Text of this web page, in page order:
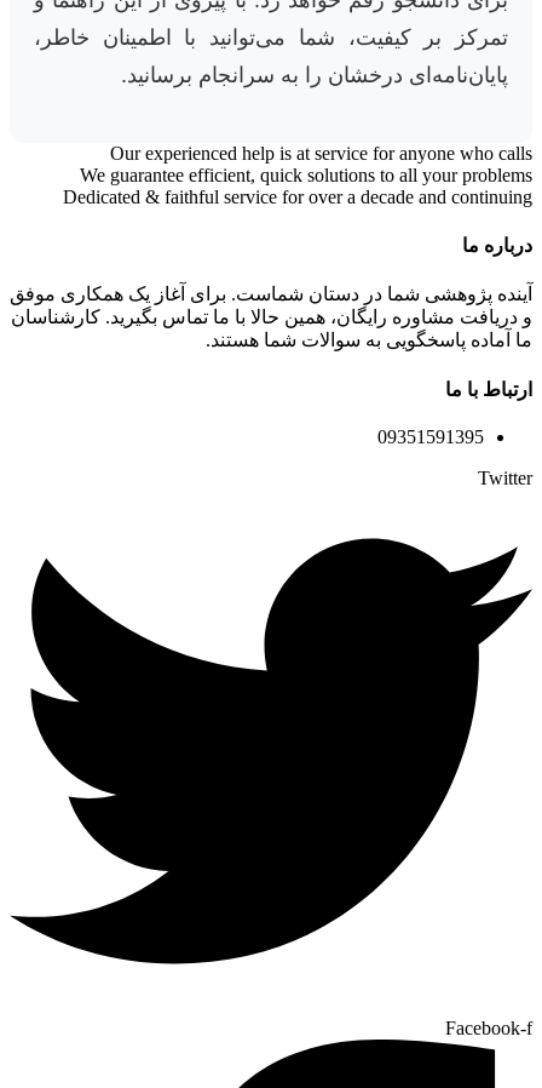
تمرکز بر کیفیت، شما می‌توانید با اطمینان خاطر،
پایان‌نامه‌ای درخشان را به سرانجام برسانید.
Our experienced help is at service for anyone who calls
We guarantee efficient, quick solutions to all your problems
Dedicated & faithful service for over a decade and continuing
درباره ما
آینده پژوهشی شما در دستان شماست. برای آغاز یک همکاری موفق
و دریافت مشاوره رایگان، همین حالا با ما تماس بگیرید. کارشناسان
ما آماده پاسخگویی به سوالات شما هستند.
ارتباط با ما
09351591395
Twitter
Facebook-f